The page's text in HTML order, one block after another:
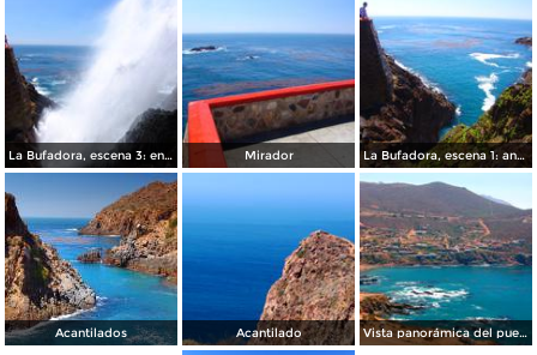
La Bufadora, escena 3: en todo su esplendor Mirador La Bufadora, escena 1: antes de la marea
Acantilados Acantilado Vista panorámica del pueblo de La Bufadora